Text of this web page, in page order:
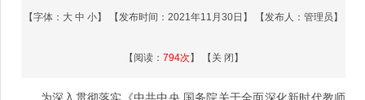
【字体： 大 中 小】 【发布时间：2021年11月30日】 【发布人：管理员】
【阅读： 794次 】 【 关 闭 】